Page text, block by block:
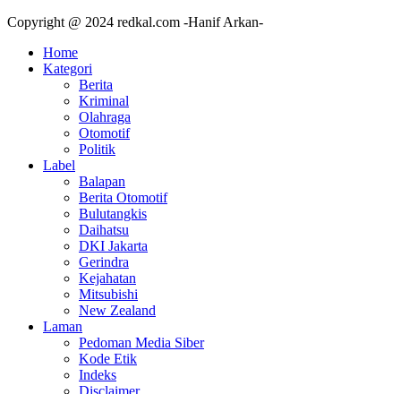
Copyright @ 2024 redkal.com -Hanif Arkan-
Home
Kategori
Berita
Kriminal
Olahraga
Otomotif
Politik
Label
Balapan
Berita Otomotif
Bulutangkis
Daihatsu
DKI Jakarta
Gerindra
Kejahatan
Mitsubishi
New Zealand
Laman
Pedoman Media Siber
Kode Etik
Indeks
Disclaimer